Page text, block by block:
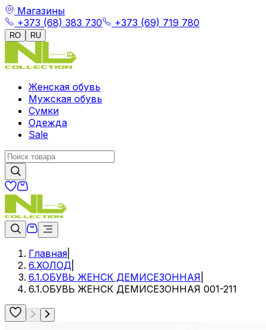
Магазины
+373 (68) 383 730
+373 (69) 719 780
RO RU
Женская обувь
Мужская обувь
Сумки
Одежда
Sale
Главная
6.ХОЛОД
6.1.ОБУВЬ ЖЕНСК ДЕМИСЕЗОННАЯ
6.1.ОБУВЬ ЖЕНСК ДЕМИСЕЗОННАЯ 001-211